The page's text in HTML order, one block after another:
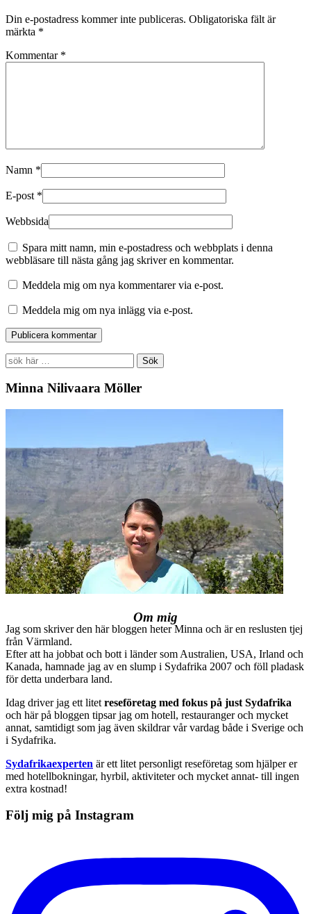
Din e-postadress kommer inte publiceras. Obligatoriska fält är
märkta *
Kommentar *
Namn *
E-post *
Webbsida
Spara mitt namn, min e-postadress och webbplats i denna
webbläsare till nästa gång jag skriver en kommentar.
Meddela mig om nya kommentarer via e-post.
Meddela mig om nya inlägg via e-post.
Search
for:
Minna Nilivaara Möller
Om mig
Jag som skriver den här bloggen heter Minna och är en reslusten tjej
från Värmland.
Efter att ha jobbat och bott i länder som Australien, USA, Irland och
Kanada, hamnade jag av en slump i Sydafrika 2007 och föll pladask
för detta underbara land.
Idag driver jag ett litet reseföretag med fokus på just Sydafrika
och här på bloggen tipsar jag om hotell, restauranger och mycket
annat, samtidigt som jag även skildrar vår vardag både i Sverige och
i Sydafrika.
Sydafrikaexperten är ett litet personligt reseföretag som hjälper er
med hotellbokningar, hyrbil, aktiviteter och mycket annat- till ingen
extra kostnad!
Följ mig på Instagram